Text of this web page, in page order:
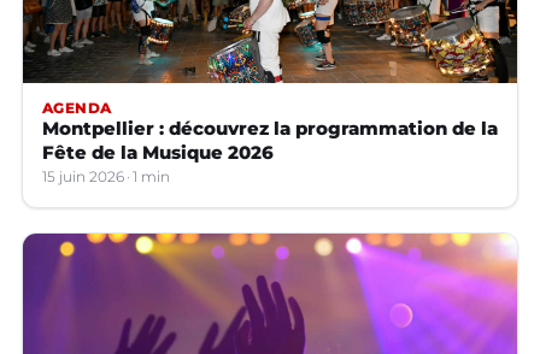
AGENDA
Montpellier : découvrez la programmation de la
Fête de la Musique 2026
15 juin 2026 1 min